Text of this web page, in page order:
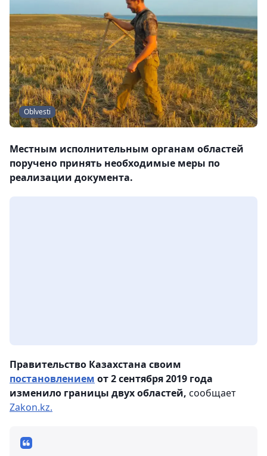
Oblvesti
Местным исполнительным органам областей
поручено принять необходимые меры по
реализации документа.
Правительство Казахстана своим
постановлением от 2 сентября 2019 года
изменило границы двух областей, сообщает
Zakon.kz.